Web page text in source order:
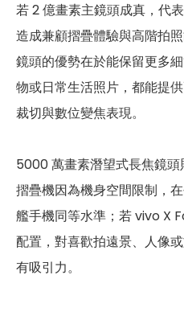
若 2 億畫素主鏡頭成真，代
造成兼顧摺疊體驗與高階拍
鏡頭的優勢在於能保留更多
物或日常生活照片，都能提
裁切與數位變焦表現。
5000 萬畫素潛望式長焦鏡
摺疊機因為機身空間限制，
艦手機同等水準；若 vivo X
配置，對喜歡拍遠景、人像
有吸引力。